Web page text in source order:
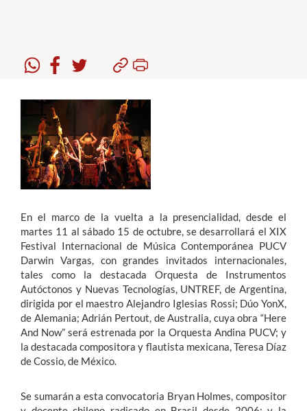
Formación Continua
Estudiantes
Académicos
Funcionarios
English
En el marco de la vuelta a la presencialidad, desde el
martes 11 al sábado 15 de octubre, se desarrollará el XIX
Festival Internacional de Música Contemporánea PUCV
Darwin Vargas, con grandes invitados internacionales,
tales como la destacada Orquesta de Instrumentos
Autóctonos y Nuevas Tecnologías, UNTREF, de Argentina,
dirigida por el maestro Alejandro Iglesias Rossi; Dúo YonX,
de Alemania; Adrián Pertout, de Australia, cuya obra “Here
And Now” será estrenada por la Orquesta Andina PUCV; y
la destacada compositora y flautista mexicana, Teresa Díaz
de Cossio, de México.
Se sumarán a esta convocatoria Bryan Holmes, compositor